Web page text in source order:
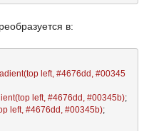
в:
top left, #4676dd, #00345
top left, #4676dd, #00345b);
left, #4676dd, #00345b);